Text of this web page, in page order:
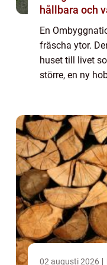
hållbara och
En
fräscha ytor.
huset till livet
större, en ny
02 augusti 2026